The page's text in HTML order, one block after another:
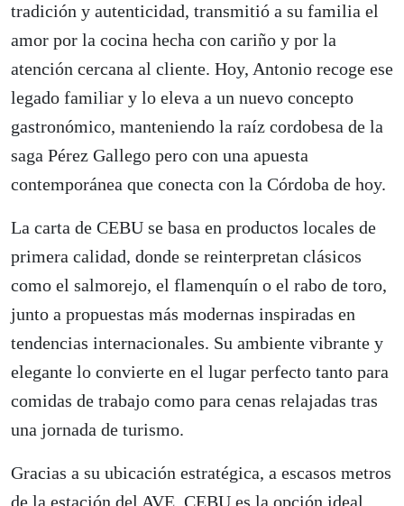
tradición y autenticidad, transmitió a su familia el
amor por la cocina hecha con cariño y por la
atención cercana al cliente. Hoy, Antonio recoge ese
legado familiar y lo eleva a un nuevo concepto
gastronómico, manteniendo la raíz cordobesa de la
saga Pérez Gallego pero con una apuesta
contemporánea que conecta con la Córdoba de hoy.
La carta de CEBU se basa en productos locales de
primera calidad, donde se reinterpretan clásicos
como el salmorejo, el flamenquín o el rabo de toro,
junto a propuestas más modernas inspiradas en
tendencias internacionales. Su ambiente vibrante y
elegante lo convierte en el lugar perfecto tanto para
comidas de trabajo como para cenas relajadas tras
una jornada de turismo.
Gracias a su ubicación estratégica, a escasos metros
de la estación del AVE, CEBU es la opción ideal